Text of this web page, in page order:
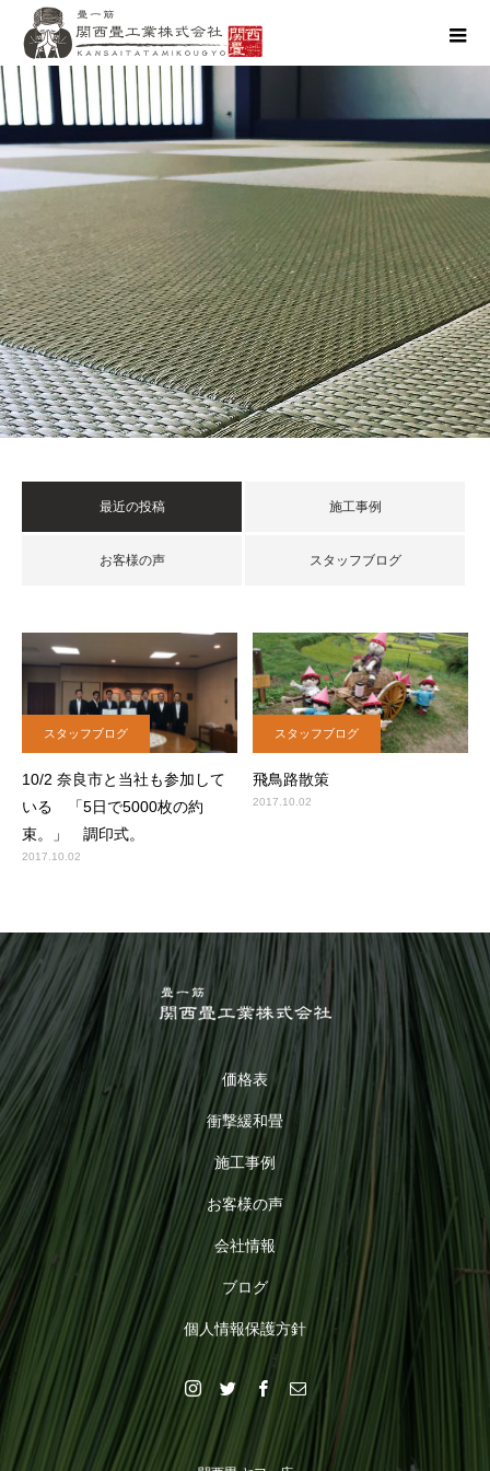
最近の投稿 施工事例
お客様の声 スタッフブログ
スタッフブログ
10/2 奈良市と当社も参加して
いる 「5日で5000枚の約
束。」 調印式。
2017.10.02
スタッフブログ
飛鳥路散策
2017.10.02
価格表
衝撃緩和畳
施工事例
お客様の声
会社情報
ブログ
個人情報保護方針